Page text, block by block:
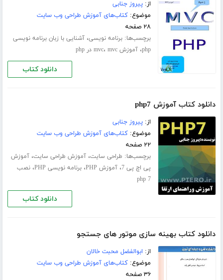
از:پیروز جنابی
موضوع:کتاب‌های آموزش طراحی وب سایت
۲۸ صفحه
برچسب‌ها:برنامه نویسی،آشنایی با زبان برنامه نویسی
php،آموزش mvc ، mvc در php
دانلود کتاب
دانلود کتاب آموزش php7
از:پیروز جنابی
موضوع:کتاب‌های آموزش طراحی وب سایت
۲۲ صفحه
برچسب‌ها: طراحی سایت،آموزش طراحی سایت،آموزش
پی اچ پی 7 ،آموزش PHP ،برنامه نویسی PHP ،نصب
php 7
دانلود کتاب
دانلود کتاب بهینه سازی موتور های جستجو
از: ابوالفضل محبت خالان
موضوع:کتاب‌های آموزش طراحی وب سایت
۳۶ صفحه